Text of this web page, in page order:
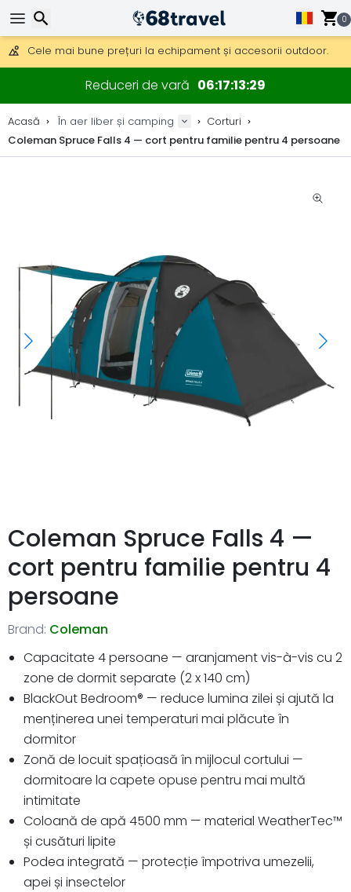
0
Obțineți transport gratuit la comenzi peste 290 lei.
30 zile pentru retur, 90 zile pentru hărți din lemn și decorațiuni.
Reduceri de vară 06 17 13 28
Acasă În aer liber și camping
Corturi
Coleman Spruce Falls 4 — cort pentru familie pentru 4 persoane
Coleman Spruce Falls 4 —
cort pentru familie pentru 4
persoane
Brand: Coleman
Capacitate 4 persoane — aranjament vis-à-vis cu 2
zone de dormit separate (2 x 140 cm)
BlackOut Bedroom® — reduce lumina zilei și ajută la
menținerea unei temperaturi mai plăcute în
dormitor
Zonă de locuit spațioasă în mijlocul cortului —
dormitoare la capete opuse pentru mai multă
intimitate
Coloană de apă 4500 mm — material WeatherTec™
și cusături lipite
Podea integrată — protecție împotriva umezelii,
apei și insectelor
Căutare